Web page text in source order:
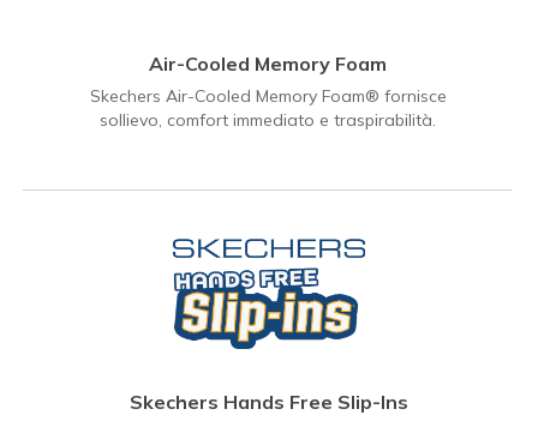
Air-Cooled Memory Foam
Skechers Air-Cooled Memory Foam® fornisce
sollievo, comfort immediato e traspirabilità.
Skechers Hands Free Slip-Ins